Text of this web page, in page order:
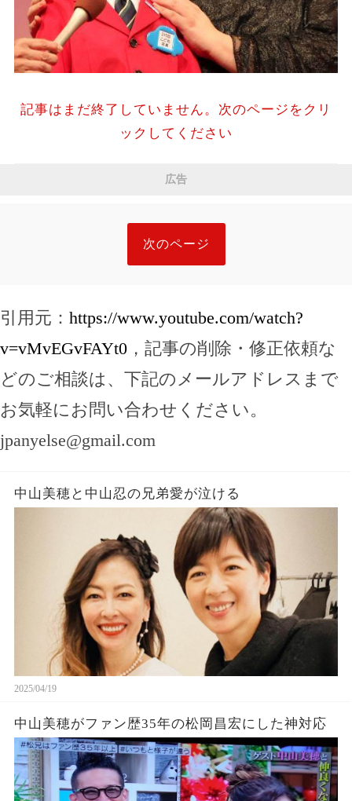
記事はまだ終了していません。次のページをクリ
ックしてください
広告
次のページ
引用元： https://www.youtube.com/watch?
v=vMvEGvFAYt0 ，記事の削除・修正依頼な
どのご相談は、下記のメールアドレスまで
お気軽にお問い合わせください。
jpanyelse@gmail.com
中山美穂と中山忍の兄弟愛が泣ける
2025/04/19
中山美穂がファン歴35年の松岡昌宏にした神対応